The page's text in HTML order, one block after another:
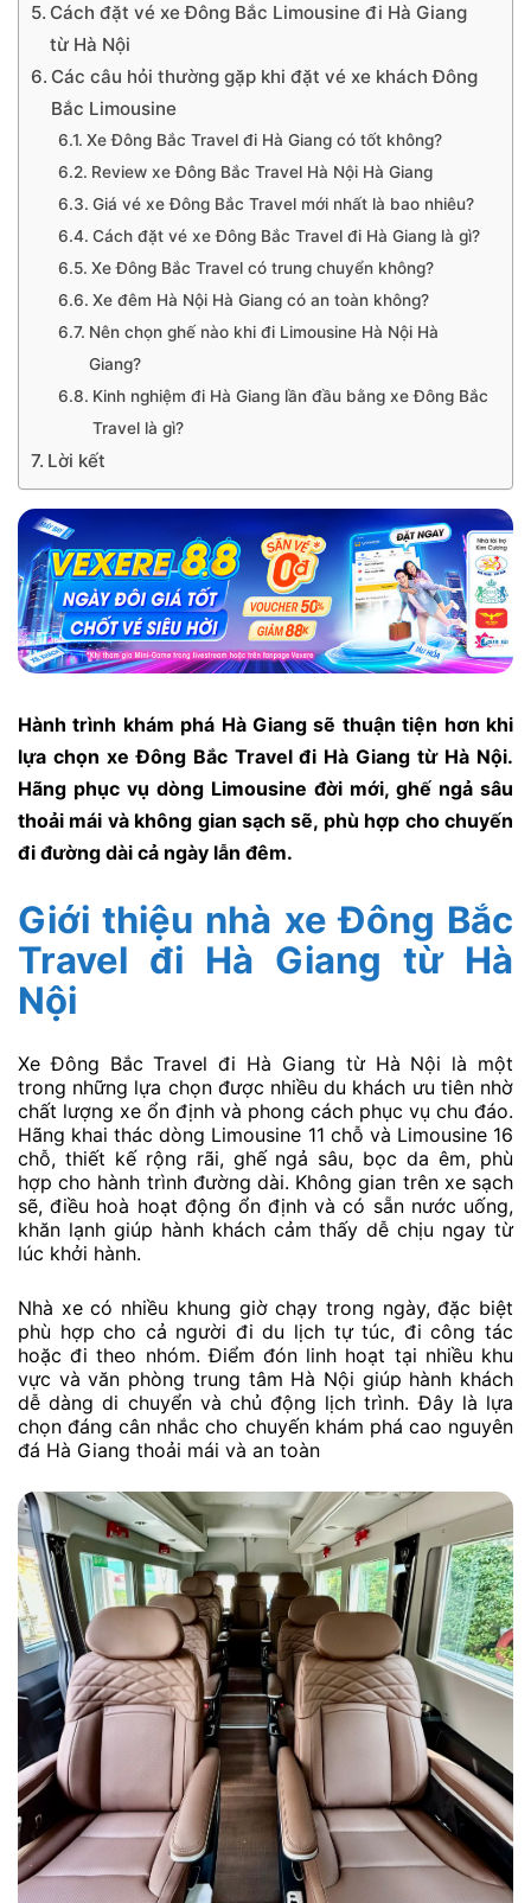
Cách đặt vé xe Đông Bắc Limousine đi Hà Giang
từ Hà Nội
Các câu hỏi thường gặp khi đặt vé xe khách Đông
Bắc Limousine
Xe Đông Bắc Travel đi Hà Giang có tốt không?
Review xe Đông Bắc Travel Hà Nội Hà Giang
Giá vé xe Đông Bắc Travel mới nhất là bao nhiêu?
Cách đặt vé xe Đông Bắc Travel đi Hà Giang là gì?
Xe Đông Bắc Travel có trung chuyển không?
Xe đêm Hà Nội Hà Giang có an toàn không?
Nên chọn ghế nào khi đi Limousine Hà Nội Hà
Giang?
Kinh nghiệm đi Hà Giang lần đầu bằng xe Đông Bắc
Travel là gì?
Lời kết
Hành trình khám phá Hà Giang sẽ thuận tiện hơn khi
lựa chọn xe Đông Bắc Travel đi Hà Giang từ Hà Nội.
Hãng phục vụ dòng Limousine đời mới, ghế ngả sâu
thoải mái và không gian sạch sẽ, phù hợp cho chuyến
đi đường dài cả ngày lẫn đêm.
Giới thiệu nhà xe Đông Bắc
Travel đi Hà Giang từ Hà
Nội
Xe Đông Bắc Travel đi Hà Giang từ Hà Nội là một
trong những lựa chọn được nhiều du khách ưu tiên nhờ
chất lượng xe ổn định và phong cách phục vụ chu đáo.
Hãng khai thác dòng Limousine 11 chỗ và Limousine 16
chỗ, thiết kế rộng rãi, ghế ngả sâu, bọc da êm, phù
hợp cho hành trình đường dài. Không gian trên xe sạch
sẽ, điều hoà hoạt động ổn định và có sẵn nước uống,
khăn lạnh giúp hành khách cảm thấy dễ chịu ngay từ
lúc khởi hành.
Nhà xe có nhiều khung giờ chạy trong ngày, đặc biệt
phù hợp cho cả người đi du lịch tự túc, đi công tác
hoặc đi theo nhóm. Điểm đón linh hoạt tại nhiều khu
vực và văn phòng trung tâm Hà Nội giúp hành khách
dễ dàng di chuyển và chủ động lịch trình. Đây là lựa
chọn đáng cân nhắc cho chuyến khám phá cao nguyên
đá Hà Giang thoải mái và an toàn